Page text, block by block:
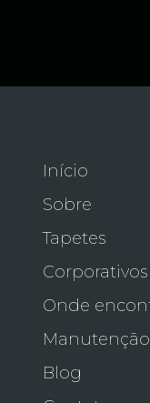
Início
Sobre
Tapetes
Corporativos
Onde
Manutenção
Blog